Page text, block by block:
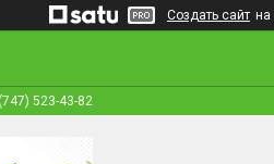
Создать сайт на
523-43-82